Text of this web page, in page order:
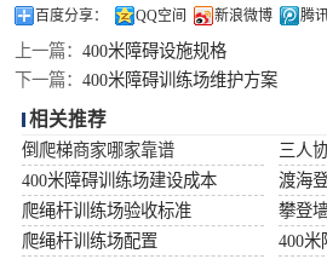
百度分享： QQ空间 新浪微博 腾
上一篇： 400米障碍设施规格
下一篇： 400米障碍训练场维护方案
相关推荐
倒爬梯商家哪家靠谱
三人
400米障碍训练场建设成本
渡海
爬绳杆训练场验收标准
攀登
爬绳杆训练场配置
400米
军用单双杠
400米障碍器材